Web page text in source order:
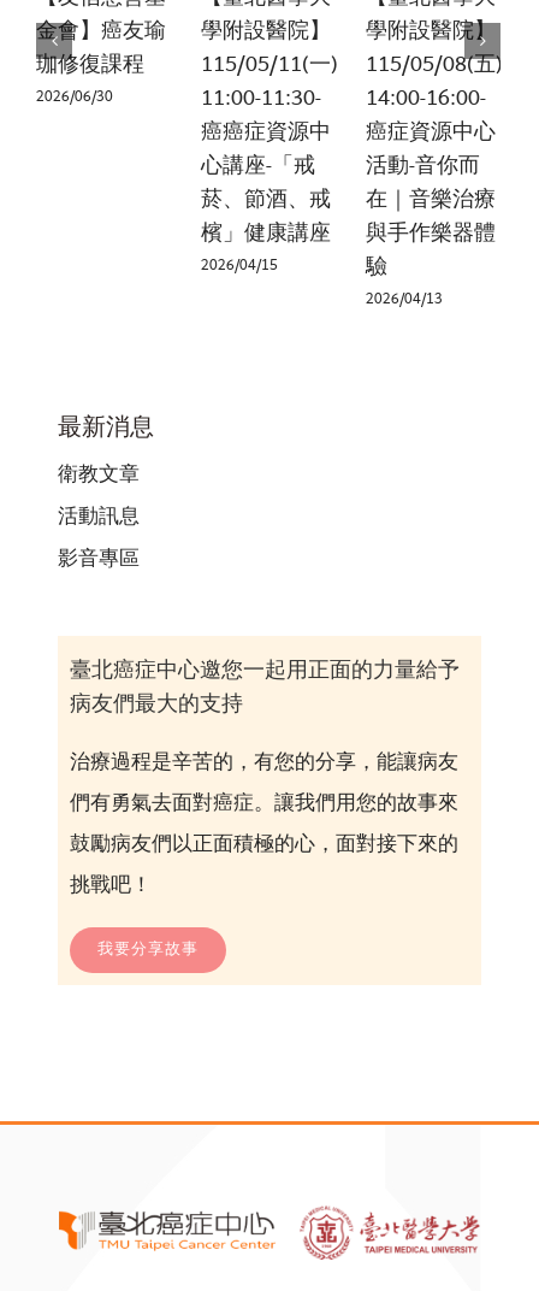
金會】癌友瑜
珈修復課程
2026/06/30
學附設醫院】
115/05/11(一)
11:00-11:30-
癌癌症資源中
心講座-「戒
菸、節酒、戒
檳」健康講座
2026/04/15
學附設醫院】
115/05/08(五)
14:00-16:00-
癌症資源中心
活動-音你而
在｜音樂治療
與手作樂器體
驗
2026/04/13
最新消息
衛教文章
活動訊息
影音專區
臺北癌症中心邀您一起用正面的力量給予
病友們最大的支持
治療過程是辛苦的，有您的分享，能讓病友
們有勇氣去面對癌症。讓我們用您的故事來
鼓勵病友們以正面積極的心，面對接下來的
挑戰吧！
我要分享故事